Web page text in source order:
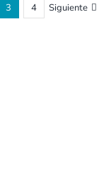
3 4 Siguiente